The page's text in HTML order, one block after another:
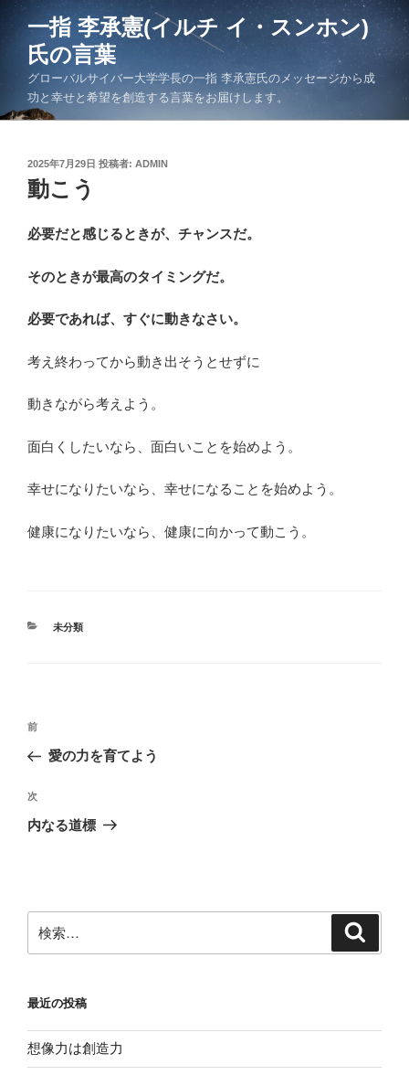
へ
一指 李承憲(イルチ イ・スンホン)
氏の言葉
グローバルサイバー大学学長の一指 李承憲氏のメッセージから成
功と幸せと希望を創造する言葉をお届けします。
投
稿
日:
2025年7月29日 投稿者: ADMIN
動こう
必要だと感じるときが、チャンスだ。
そのときが最高のタイミングだ。
必要であれば、すぐに動きなさい。
考え終わってから動き出そうとせずに
動きながら考えよう。
面白くしたいなら、面白いことを始めよう。
幸せになりたいなら、幸せになることを始めよう。
健康になりたいなら、健康に向かって動こう。
カ
未分類
投
ナ
ビ
ゲ
ン
前
の
稿
前
愛の力を育てよう
次
の
次
内なる道標
索:
最近の投稿
想像力は創造力